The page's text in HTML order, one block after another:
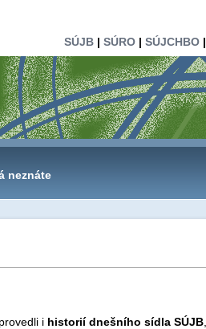
SÚJB| SÚRO| SÚJCHBO|
neznáte
i historií dnešního sídla SÚJB